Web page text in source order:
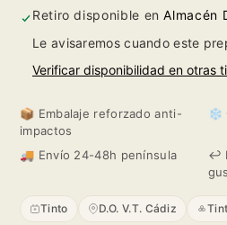
Retiro disponible enAlmacén
Le avisaremos cuando este
Verificar disponibilidad en otras
📦 Embalaje reforzado anti-
impactos
❄️
🚚 Envío 24-48h península
↩️
Tinto D.O. V.T. Cádiz